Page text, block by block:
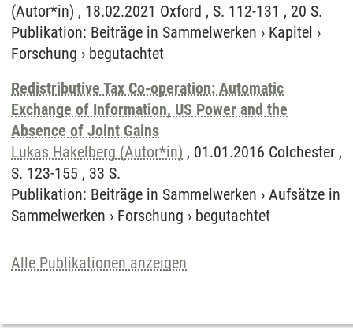
(Autor*in) , 18.02.2021 Oxford , S. 112-131 , 20 S.
Publikation: Beiträge in Sammelwerken › Kapitel ›
Forschung › begutachtet
Redistributive Tax Co-operation: Automatic
Exchange of Information, US Power and the
Absence of Joint Gains
Lukas Hakelberg (Autor*in) , 01.01.2016 Colchester ,
S. 123-155 , 33 S.
Publikation: Beiträge in Sammelwerken › Aufsätze in
Sammelwerken › Forschung › begutachtet
Alle Publikationen anzeigen